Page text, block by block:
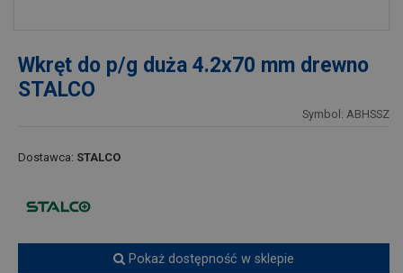
Wkręt do p/g duża 4.2x70 mm drewno
STALCO
Symbol: ABHSSZ
Dostawca: STALCO
Pokaż dostępność w sklepie